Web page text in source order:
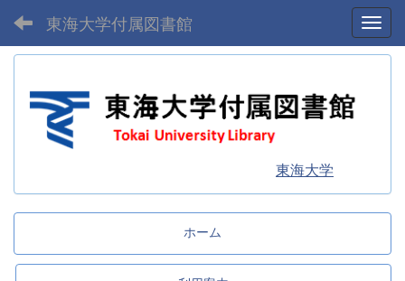
東海大学付属図書館
東海大学
ホーム